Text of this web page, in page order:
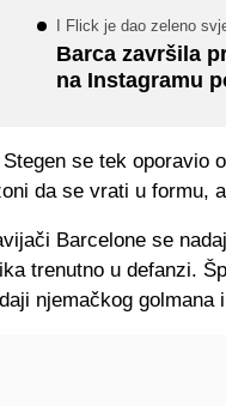
I Flick je dao zeleno
Barca završila
na Instagramu
Stegen se tek oporavio
da se vrati u formu,
Barcelone se
trenutno u defanzi.
njemačkog